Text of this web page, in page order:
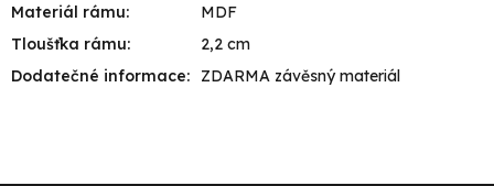
Materiál rámu:
MDF
Tloušťka rámu:
2,2 cm
Dodatečné informace: ZDARMA závěsný materiál